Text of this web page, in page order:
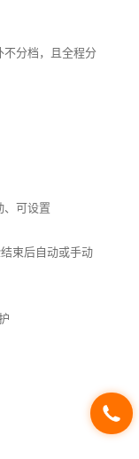
不分档，且全程分
、可设置
束后自动或手动